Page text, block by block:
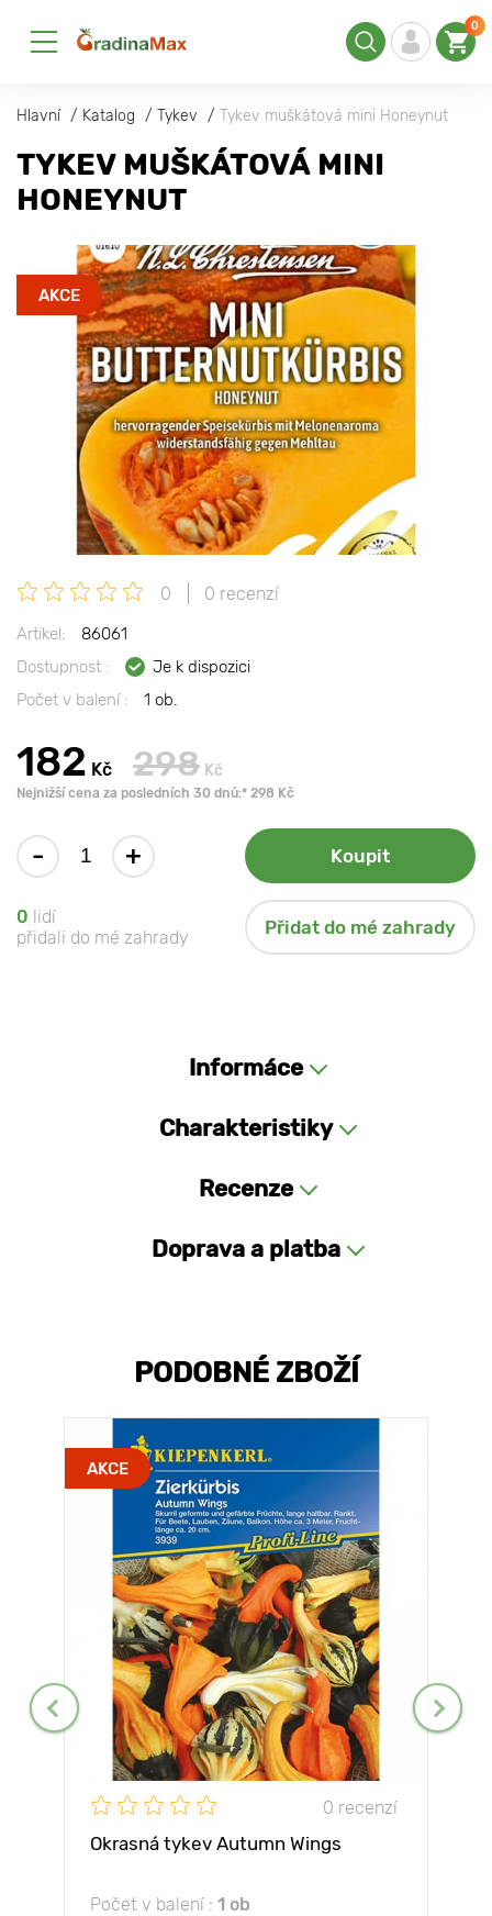
0
Hlavní Katalog Tykev Tykev muškátová mini Honeynut
TYKEV MUŠKÁTOVÁ MINI
HONEYNUT
AKCE
0 0 recenzí
Artikel:
86061
Dostupnost :
Je k dispozici
Počet v balení :
1 ob.
182 Kč 298 Kč
Nejnižší cena za posledních 30 dnů:* 298 Kč
- + Koupit
0 lidí
přidali do mé zahrady
Přidat do mé zahrady
Informáce
Charakteristiky
Recenze
Doprava a platba
PODOBNÉ ZBOŽÍ
AKCE
0 recenzí
Okrasná tykev Autumn Wings
Počet v balení : 1 ob